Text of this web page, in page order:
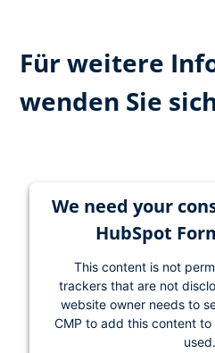
Für weitere
wenden Sie
We need your
HubSpot
This content is not
trackers that are not
website owner needs to
CMP to add this content
used.